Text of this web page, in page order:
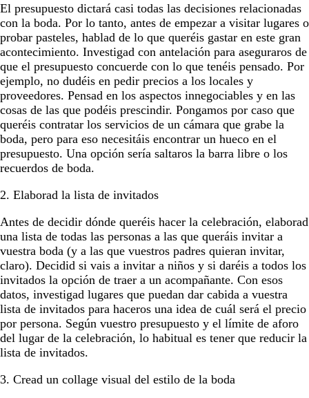
El presupuesto dictará casi todas las decisiones relacionadas
con la boda. Por lo tanto, antes de empezar a visitar lugares o
probar pasteles, hablad de lo que queréis gastar en este gran
acontecimiento. Investigad con antelación para aseguraros de
que el presupuesto concuerde con lo que tenéis pensado. Por
ejemplo, no dudéis en pedir precios a los locales y
proveedores. Pensad en los aspectos innegociables y en las
cosas de las que podéis prescindir. Pongamos por caso que
queréis contratar los servicios de un cámara que grabe la
boda, pero para eso necesitáis encontrar un hueco en el
presupuesto. Una opción sería saltaros la barra libre o los
recuerdos de boda.
2. Elaborad la lista de invitados
Antes de decidir dónde queréis hacer la celebración, elaborad
una lista de todas las personas a las que queráis invitar a
vuestra boda (y a las que vuestros padres quieran invitar,
claro). Decidid si vais a invitar a niños y si daréis a todos los
invitados la opción de traer a un acompañante. Con esos
datos, investigad lugares que puedan dar cabida a vuestra
lista de invitados para haceros una idea de cuál será el precio
por persona. Según vuestro presupuesto y el límite de aforo
del lugar de la celebración, lo habitual es tener que reducir la
lista de invitados.
3. Cread un collage visual del estilo de la boda